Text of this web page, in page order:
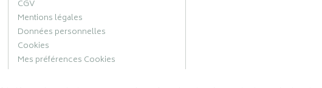
CGV
Mentions légales
Données personnelles
Cookies
Mes préférences Cookies